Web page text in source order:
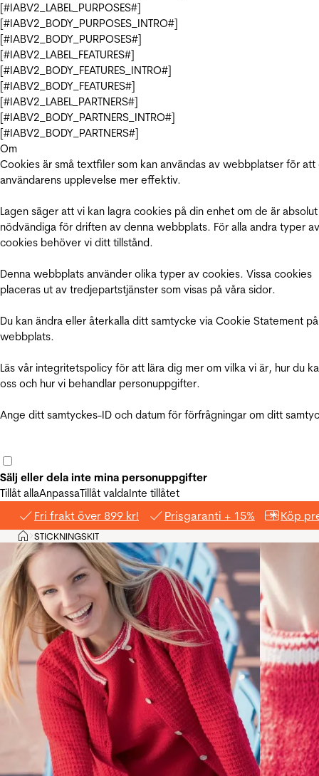
[#IABV2_LABEL_PURPOSES#]
[#IABV2_BODY_PURPOSES_INTRO#]
[#IABV2_BODY_PURPOSES#]
[#IABV2_LABEL_FEATURES#]
[#IABV2_BODY_FEATURES_INTRO#]
[#IABV2_BODY_FEATURES#]
[#IABV2_LABEL_PARTNERS#]
[#IABV2_BODY_PARTNERS_INTRO#]
[#IABV2_BODY_PARTNERS#]
Om
Cookies är små textfiler som kan användas av webbplatser för att
användarens upplevelse mer effektiv.
Lagen säger att vi kan lagra cookies på din enhet om de är absolut
nödvändiga för driften av denna webbplats. För alla andra typer av
cookies behöver vi ditt tillstånd.
Denna webbplats använder olika typer av cookies. Vissa cookies
placeras ut av tredjepartstjänster som visas på våra sidor.
Du kan ändra eller återkalla ditt samtycke via Cookie Statement
webbplats.
Läs vår integritetspolicy för att lära dig mer om vilka vi är, hur du
oss och hur vi behandlar personuppgifter.
Ange ditt samtyckes-ID och datum för förfrågningar om ditt
Sälj eller dela inte mina personuppgifter
Tillåt allaAnpassaTillåt valdaInte tillåtet
Fri frakt över 899 kr! Prisgaranti + 15% Köp
Hem
>STICKNINGSKIT